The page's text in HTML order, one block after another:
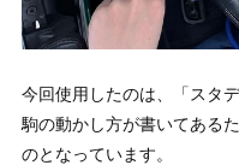
今回使用したのは、「スタ
駒の動かし方が書いてある
のとなっています。